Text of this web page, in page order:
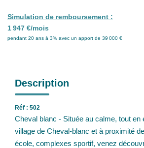
Simulation de remboursement :
1 947 €/mois
pendant 20 ans à 3% avec un apport de 39 000 €
Description
Réf : 502
Cheval blanc - Située au calme, tout en
village de Cheval-blanc et à proximité
école, complexes sportif, venez